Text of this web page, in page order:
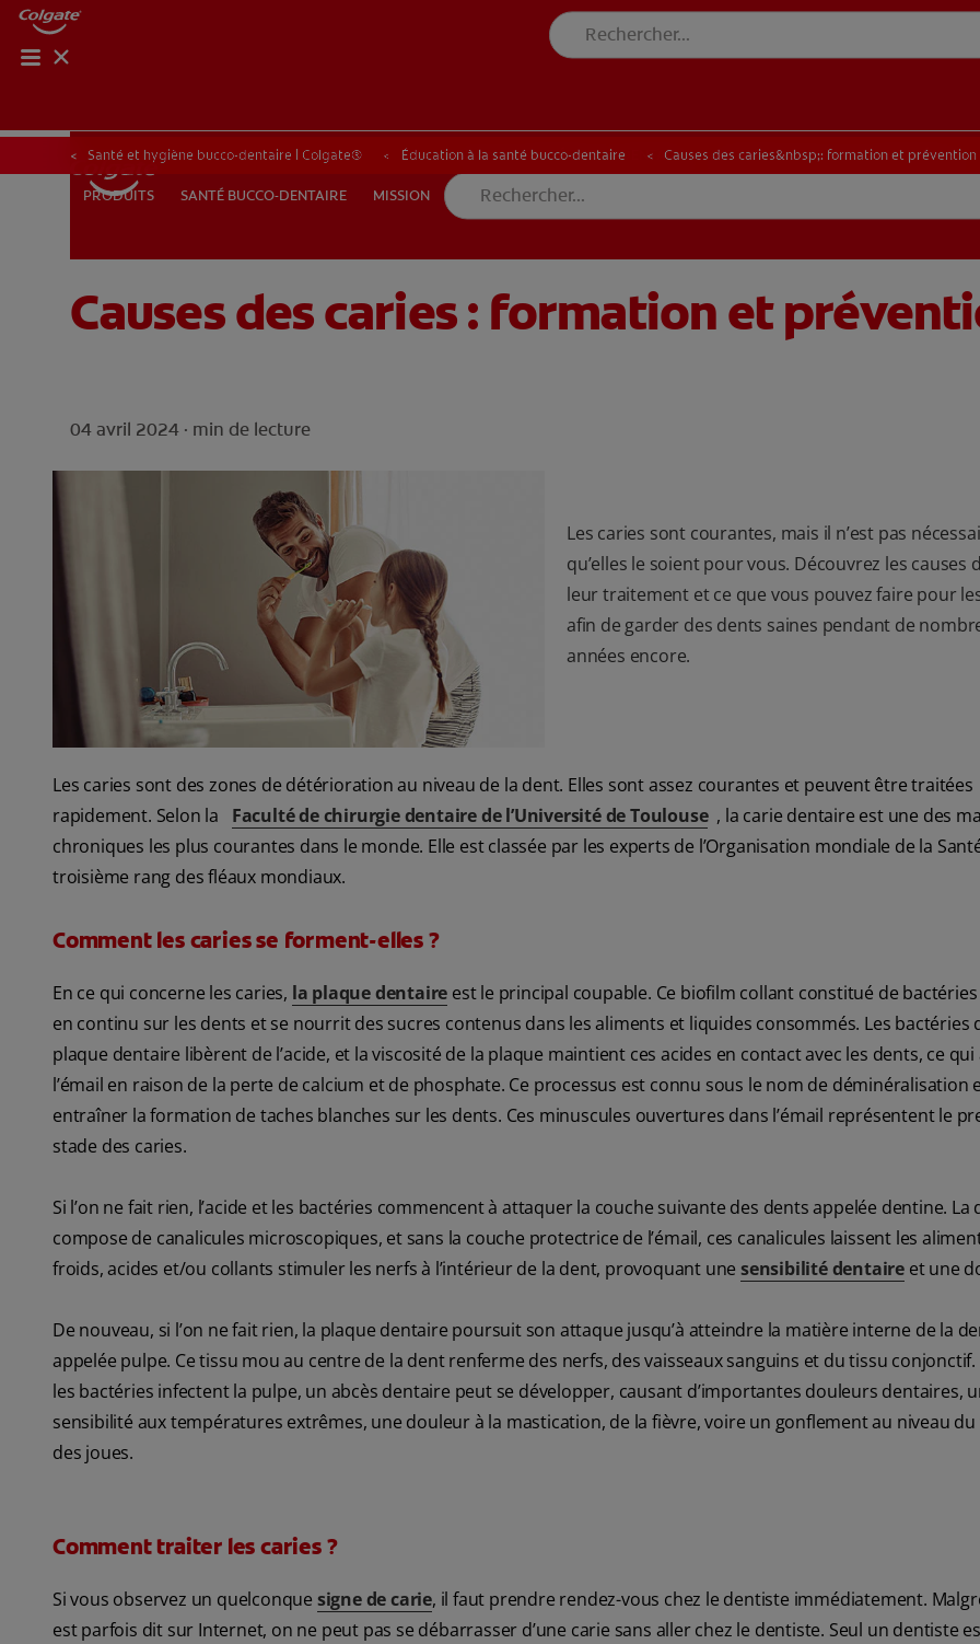
PRODUITS SANTÉ BUCCO-DENTAIRE
BE (FR)
PRODUITS SANTÉ BUCCO-DENTAIRE MISSION
BILAN DE SANTÉ BUCCO-DENTAIRE RECHERCHE DES SOLUTIONS IDÉALES
Santé et hygiène bucco-dentaire | Colgate® Éducation à la santé bucco-dentaire Causes des caries&nbsp;: formation et prévention
Causes des caries : formation et
04 avril 2024 · min de lecture
Les caries sont courantes, mais il n’est pas
qu’elles le soient pour vous. Découvrez les causes
leur traitement et ce que vous pouvez faire pour
afin de garder des dents saines pendant de
années encore.
Les caries sont des zones de détérioration au niveau de la dent. Elles sont assez courantes et peuvent être traitées
rapidement. Selon la
Faculté de chirurgie dentaire de l’Université de Toulouse , la carie dentaire est une des
chroniques les plus courantes dans le monde. Elle est classée par les experts de l’Organisation mondiale de la
troisième rang des fléaux mondiaux.
Comment les caries se forment-elles ?
En ce qui concerne les caries, la plaque dentaire est le principal coupable. Ce biofilm collant constitué de
en continu sur les dents et se nourrit des sucres contenus dans les aliments et liquides consommés. Les bactéries
plaque dentaire libèrent de l’acide, et la viscosité de la plaque maintient ces acides en contact avec les dents, ce
l’émail en raison de la perte de calcium et de phosphate. Ce processus est connu sous le nom de déminéralisation
entraîner la formation de taches blanches sur les dents. Ces minuscules ouvertures dans l’émail représentent le
stade des caries.
Si l’on ne fait rien, l’acide et les bactéries commencent à attaquer la couche suivante des dents appelée dentine. La
compose de canalicules microscopiques, et sans la couche protectrice de l’émail, ces canalicules laissent les
froids, acides et/ou collants stimuler les nerfs à l’intérieur de la dent, provoquant une sensibilité dentaire et une
De nouveau, si l’on ne fait rien, la plaque dentaire poursuit son attaque jusqu’à atteindre la matière interne de la
appelée pulpe. Ce tissu mou au centre de la dent renferme des nerfs, des vaisseaux sanguins et du tissu
les bactéries infectent la pulpe, un abcès dentaire peut se développer, causant d’importantes douleurs dentaires,
sensibilité aux températures extrêmes, une douleur à la mastication, de la fièvre, voire un gonflement au niveau du
des joues.
Comment traiter les caries ?
Si vous observez un quelconque signe de carie, il faut prendre rendez-vous chez le dentiste immédiatement.
est parfois dit sur Internet, on ne peut pas se débarrasser d’une carie sans aller chez le dentiste. Seul un dentiste